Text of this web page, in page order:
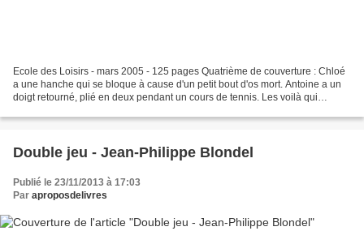
Ecole des Loisirs - mars 2005 - 125 pages Quatrième de couverture : Chloé
a une hanche qui se bloque à cause d'un petit bout d'os mort. Antoine a un
doigt retourné, plié en deux pendant un cours de tennis. Les voilà qui
Double jeu - Jean-Philippe Blondel
Publié le 23/11/2013 à 17:03
Par aproposdelivres